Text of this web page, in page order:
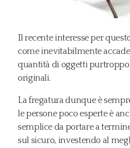
Il recente interesse per
come inevitabilmente
quantità di oggetti
originali.
La fregatura dunque è
le persone poco esperte è
semplice da portare a
sul sicuro, investendo al